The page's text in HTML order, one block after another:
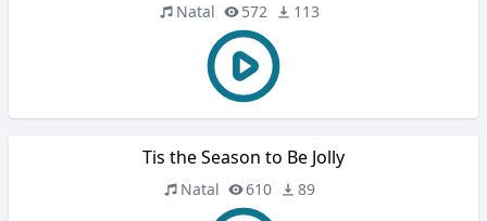
Natal 572 113
Tis the Season to Be Jolly
Natal 610 89